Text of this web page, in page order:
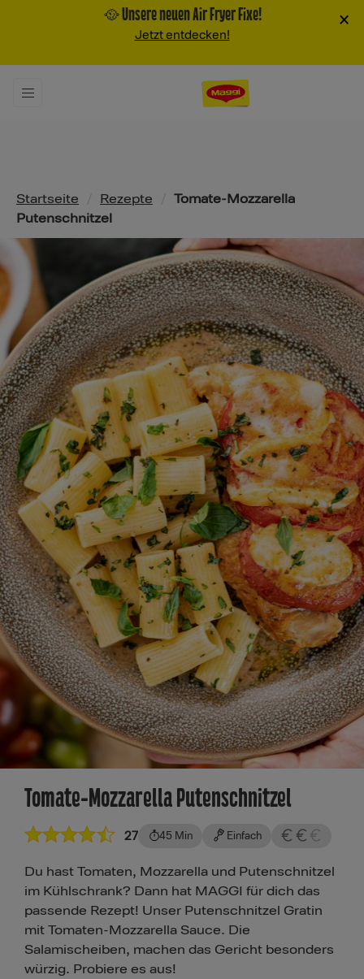
🥘 Unsere neuen Air Fryer Fixe!
Jetzt entdecken!
×
Pfadnavigation
Startseite Rezepte
Tomate-Mozzarella
Putenschnitzel
Tomate-Mozzarella Putenschnitzel
27 45 Min Einfach
Du hast Tomaten, Mozzarella und Putenschnitzel
im Kühlschrank? Dann hat MAGGI für dich das
passende Rezept! Unser Putenschnitzel Gratin
mit Tomaten-Mozzarella Sauce. Die
Salamischeiben, machen das Gericht besonders
würzig. Probiere es aus!